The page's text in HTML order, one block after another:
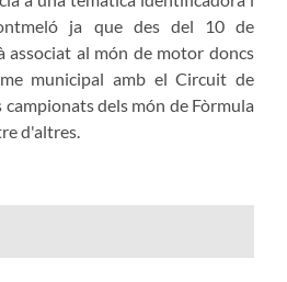
ja que des del 10 de
associat al món de motor doncs
municipal amb el Circuit de
dels món de Fòrmula
d'altres.
rating is 0 stars out of 5.